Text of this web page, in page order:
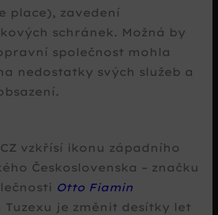
place), zavedení
schránek. Možná by
společnost mohla
nedostatky svých služeb a
vzkřísí ikonu západního
Československa – značku
Otto Fiamin
Tuzexu je změnit desítky let